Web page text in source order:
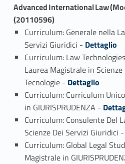
Advanced International Law
(20110596)
Curriculum: Generale nella
Servizi Giuridici - Link identifier #identifier_person_8634-1
Dettaglio
Curriculum: Law
Laurea Magistrale in
Tecnologie - Link identifier #identifier_person_199535-2
Dettaglio
Curriculum: Curriculum
in GIURISPRUDENZA - Link identifier #identifier_person_173572-3
Curriculum: Consulente Del
Scienze Dei Servizi Giuridici -
Curriculum: Global Legal
Magistrale in